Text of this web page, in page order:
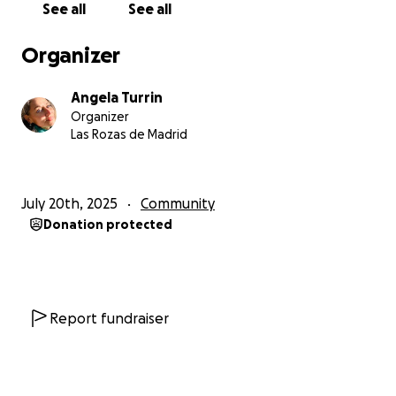
ya estarás ayudando inmensamente.
Gracias por estar a mi lado y al lado de las mujeres.
Gracias por creer que el silencio no puede ser una
condena y que la justicia sí es posible.
Angela
See all See all
Organizer
Angela Turrin
Organizer
Las Rozas de Madrid
July 20th, 2025 Community
Donation protected
Report fundraiser